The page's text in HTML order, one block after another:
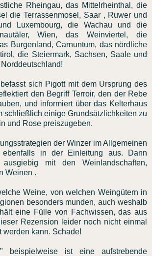
Rheingau, das Mittelrheinthal, die
die Terrassenmosel, Saar , Ruwer und
Luxembourg, die Wachau und die
Wien, das Weinviertel, die
Burgenland, Carnuntum, das nördliche
die Steiermark, Sachsen, Saale und
sich Pigott mit dem Ursprung des
den Begriff Terroir, den der Rebe
und informiert über das Kelterhaus
schließlich einige Grundsätzlichkeiten zu
und Rose preiszugeben.
der Winzer im Allgemeinen
ebenfalls in der Einleitung aus. Dann
mit den Weinlandschaften,
Weinen .
Weine, von welchen Weingütern in
besonders munden, auch weshalb
eine Fülle von Fachwissen, das aus
Rezension leider noch nicht einmal
werden kann. Schade!
beispielweise ist eine aufstrebende